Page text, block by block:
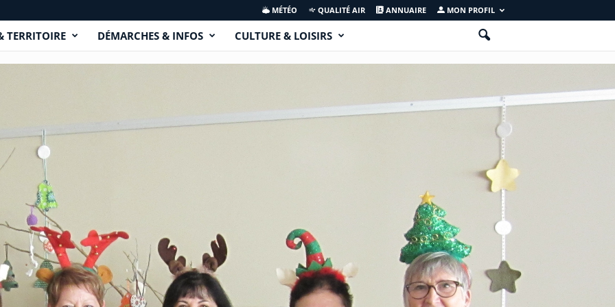
MÉTÉO QUALITÉ AIR ANNUAIRE MON PROFIL
TERRITOIRE DÉMARCHES & INFOS CULTURE & LOISIRS